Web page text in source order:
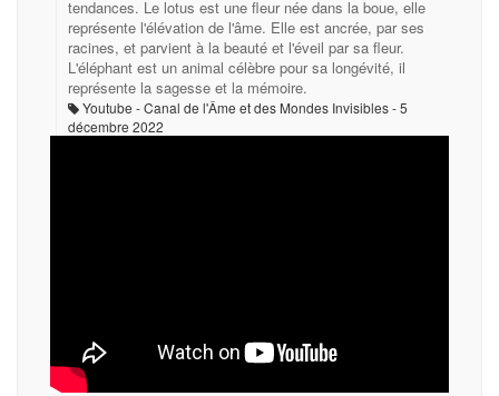
tendances. Le lotus est une fleur née dans la boue, elle
représente l'élévation de l'âme. Elle est ancrée, par ses
racines, et parvient à la beauté et l'éveil par sa fleur.
L'éléphant est un animal célèbre pour sa longévité, il
représente la sagesse et la mémoire.
Youtube - Canal de l'Âme et des Mondes Invisibles 5
décembre 2022